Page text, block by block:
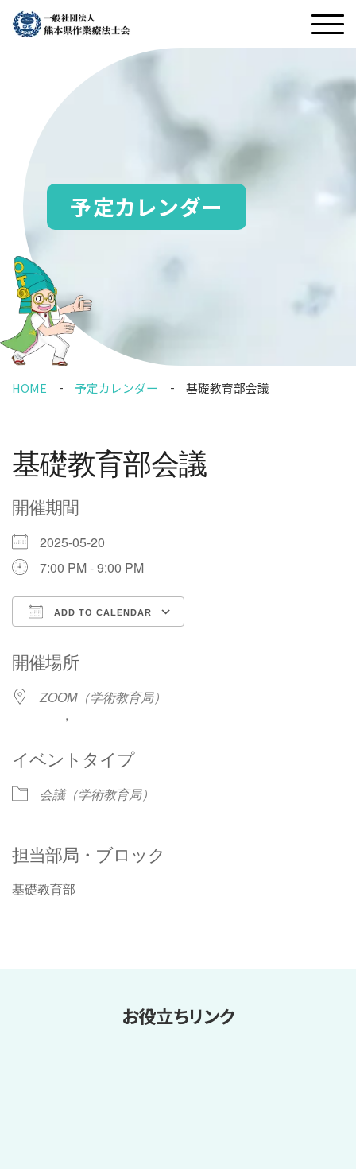
予定カレンダー
HOME 予定カレンダー 基礎教育部会議
基礎教育部会議
開催期間
2025-05-20
7:00 PM - 9:00 PM
ADD TO CALENDAR
開催場所
ZOOM（学術教育局）
,
イベントタイプ
会議（学術教育局）
担当部局・ブロック
基礎教育部
お役立ちリンク